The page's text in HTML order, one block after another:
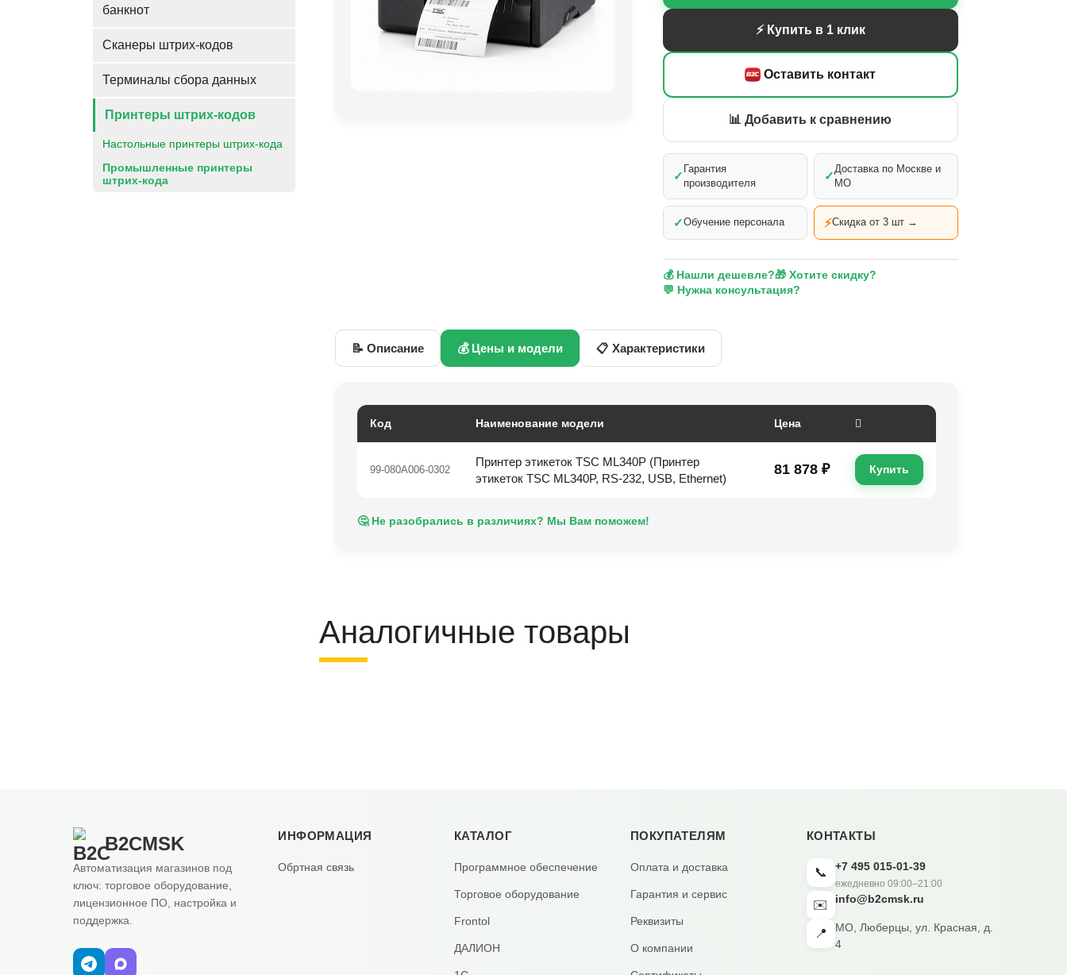
банкнот
Сканеры штрих-кодов
Терминалы сбора данных
Принтеры штрих-кодов
Настольные принтеры штрих-кода
Промышленные принтеры
штрих-кода
⚡ Купить в 1 клик
Оставить контакт
📊 Добавить к сравнению
✓
Гарантия
производителя
✓
Доставка по Москве и
МО
✓Обучение персонала ⚡Скидка от 3 шт →
💰 Нашли дешевле?🎁 Хотите скидку?
💬 Нужна консультация?
📝 Описание 💰 Цены и модели 📋 Характеристики
Код Наименование модели Цена
99-080A006-0302
Принтер этикеток TSC ML340P (Принтер
этикеток TSC ML340P, RS-232, USB, Ethernet)
81 878 ₽ Купить
🤔 Не разобрались в различиях? Мы Вам поможем!
Аналогичные товары
B2CMSK
Автоматизация магазинов под
ключ: торговое оборудование,
лицензионное ПО, настройка и
поддержка.
ИНФОРМАЦИЯ
Обртная связь
КАТАЛОГ
Программное обеспечение
Торговое оборудование
Frontol
ДАЛИОН
ПОКУПАТЕЛЯМ
Оплата и доставка
Гарантия и сервис
Реквизиты
О компании
КОНТАКТЫ
📞 +7 495 015-01-39
ежедневно 09:00–21:00
✉️ info@b2cmsk.ru
📍
МО, Люберцы, ул. Красная, д.
4